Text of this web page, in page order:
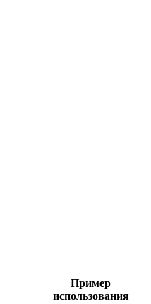
Пример
использования